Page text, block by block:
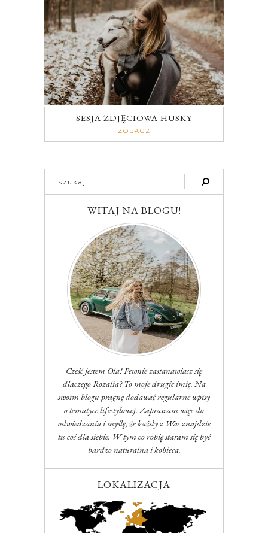
SESJA ZDJĘCIOWA HUSKY
ZOBACZ
WITAJ NA BLOGU!
Cześć jestem Ola! Pewnie zastanawiasz się
dlaczego Rozalia? To moje drugie imię. Na
swoim blogu pragnę dodawać regularne wpisy
o tematyce lifestylowej. Zapraszam więc do
odwiedzania i myślę, że każdy z Was znajdzie
tu coś dla siebie. W tym co robię staram się być
bardzo naturalna i kobieca.
LOKALIZACJA